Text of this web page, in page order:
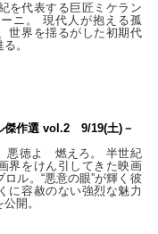
を代表する巨匠ミケラン
ニ。 現代人が抱える孤
世界を揺るがした初期代
。
傑作選 vol.2 9/19(土)－
徳よ 燃えろ。 半世紀
界をけん引してきた映画
ル。“悪意の眼”が輝く彼
に容赦のない強烈な魅力
開。